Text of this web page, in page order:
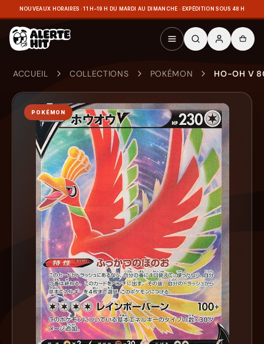
NOUVEAUX HORAIRES · 11 H–19 H DU MARDI AU DIMANCHE · EXPÉDITION SOUS 48 H
ACCUEIL COLLECTIONS POKÉMON HO-OH V
POKÉMON